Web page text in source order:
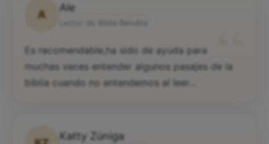
A
Ale
“
Es recomendable,ha sido de ayuda para
muchas veces entender algunos pasajes de la
biblia cuando no entendemos al leer...
Katty Zúniga